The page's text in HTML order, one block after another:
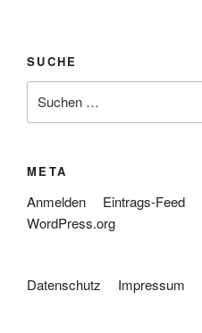
SUCHE
nach:
META
Anmelden Eintrags-Feed
WordPress.org
Datenschutz Impressum